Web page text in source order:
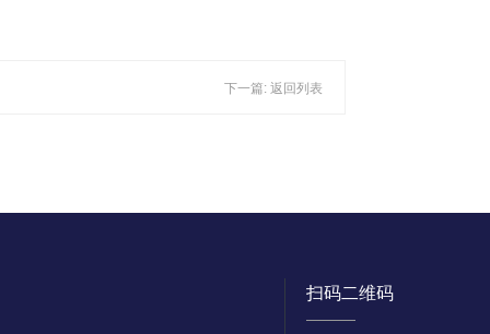
下一篇: 返回列表
扫码二维码